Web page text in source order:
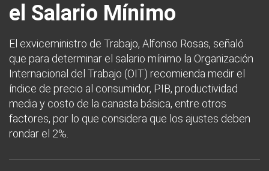
el Salario Mínimo
El exviceministro de Trabajo, Alfonso Rosas, señaló
que para determinar el salario mínimo la Organización
Internacional del Trabajo (OIT) recomienda medir el
índice de precio al consumidor, PIB, productividad
media y costo de la canasta básica, entre otros
factores, por lo que considera que los ajustes deben
rondar el 2%.